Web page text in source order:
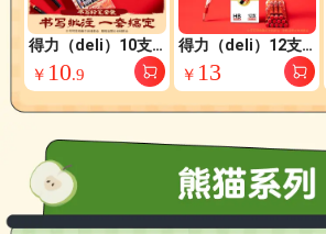
￥ 10.9
得力（deli）10支装
HB哪吒红蓝标记铅
笔套装石墨高档笔杆
7-HB开学文具
￥ 13
得力（deli）12支装
HB哪吒书写铅笔石
墨原木笔杆考试美术